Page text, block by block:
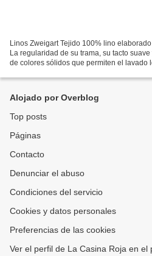
Linos Zweigart Tejido 100% lino
La regularidad de su trama, su tacto
de colores sólidos que permiten el lavado
Alojado por Overblog
Top posts
Páginas
Contacto
Denunciar el abuso
Condiciones del servicio
Cookies y datos personales
Preferencias de las cookies
Ver el perfil de La Casina Roja en el